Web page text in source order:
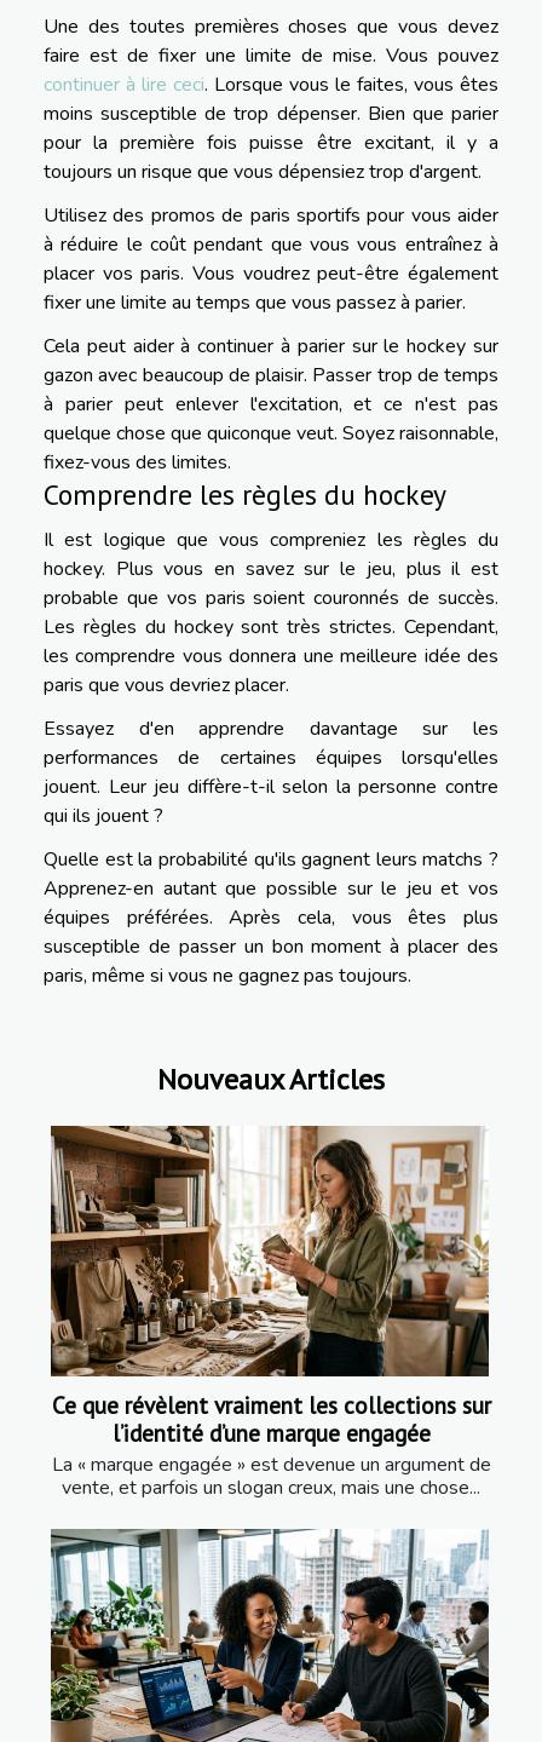
Une des toutes premières choses que vous devez
faire est de fixer une limite de mise. Vous pouvez
continuer à lire ceci. Lorsque vous le faites, vous êtes
moins susceptible de trop dépenser. Bien que parier
pour la première fois puisse être excitant, il y a
toujours un risque que vous dépensiez trop d'argent.
Utilisez des promos de paris sportifs pour vous aider
à réduire le coût pendant que vous vous entraînez à
placer vos paris. Vous voudrez peut-être également
fixer une limite au temps que vous passez à parier.
Cela peut aider à continuer à parier sur le hockey sur
gazon avec beaucoup de plaisir. Passer trop de temps
à parier peut enlever l'excitation, et ce n'est pas
quelque chose que quiconque veut. Soyez raisonnable,
fixez-vous des limites.
Comprendre les règles du hockey
Il est logique que vous compreniez les règles du
hockey. Plus vous en savez sur le jeu, plus il est
probable que vos paris soient couronnés de succès.
Les règles du hockey sont très strictes. Cependant,
les comprendre vous donnera une meilleure idée des
paris que vous devriez placer.
Essayez d'en apprendre davantage sur les
performances de certaines équipes lorsqu'elles
jouent. Leur jeu diffère-t-il selon la personne contre
qui ils jouent ?
Quelle est la probabilité qu'ils gagnent leurs matchs ?
Apprenez-en autant que possible sur le jeu et vos
équipes préférées. Après cela, vous êtes plus
susceptible de passer un bon moment à placer des
paris, même si vous ne gagnez pas toujours.
Nouveaux Articles
Ce que révèlent vraiment les collections sur
l’identité d’une marque engagée
La « marque engagée » est devenue un argument de
vente, et parfois un slogan creux, mais une chose...